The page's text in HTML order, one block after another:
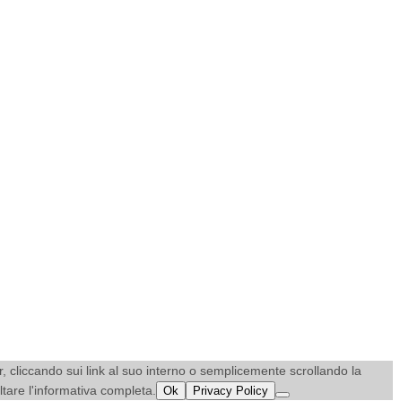
sui link al suo interno o semplicemente scrollando la
l'informativa completa.
Ok Privacy Policy